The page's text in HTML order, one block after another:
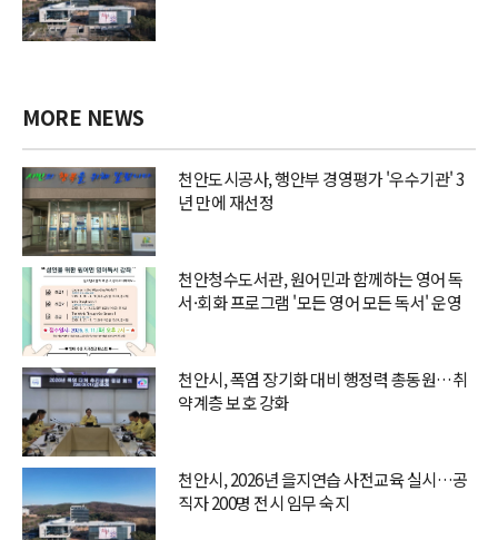
MORE NEWS
천안도시공사, 행안부 경영평가 '우수기관' 3
년 만에 재선정
천안청수도서관, 원어민과 함께하는 영어 독
서·회화 프로그램 '모든 영어 모든 독서' 운영
천안시, 폭염 장기화 대비 행정력 총동원…취
약계층 보호 강화
천안시, 2026년 을지연습 사전교육 실시…공
직자 200명 전시 임무 숙지